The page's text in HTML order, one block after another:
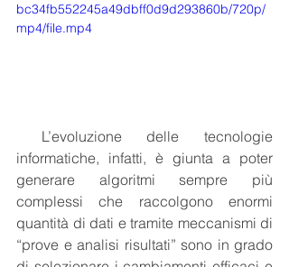
bc34fb552245a49dbff0d9d293860b/720p/
mp4/file.mp4
informatiche, infatti, è giunta a poter
generare algoritmi sempre più
complessi che raccolgono enormi
quantità di dati e tramite meccanismi di
“prove e analisi risultati” sono in grado